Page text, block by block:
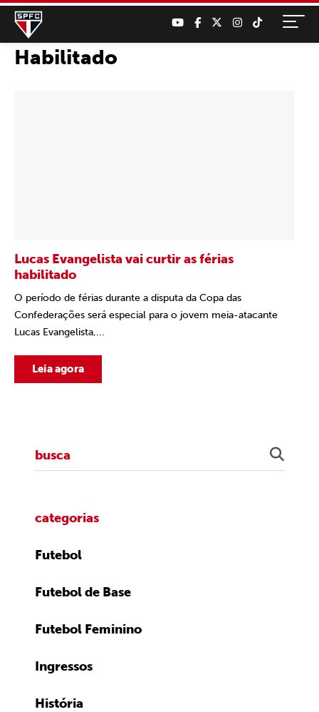
Habilitado
Lucas Evangelista vai curtir as férias
habilitado
O período de férias durante a disputa da Copa das
Confederações será especial para o jovem meia-atacante
Lucas Evangelista,...
Leia agora
categorias
Futebol
Futebol de Base
Futebol Feminino
Ingressos
História